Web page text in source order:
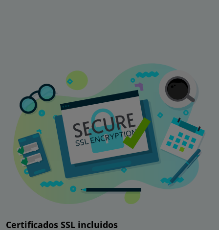
Certificados SSL incluidos